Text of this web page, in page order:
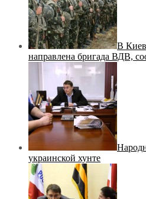
В Киев
направлена бригада ВДВ,
украинской хунте